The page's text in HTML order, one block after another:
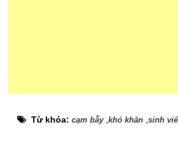
Từ khóa:cạm bẫy,khó khăn ,sinh